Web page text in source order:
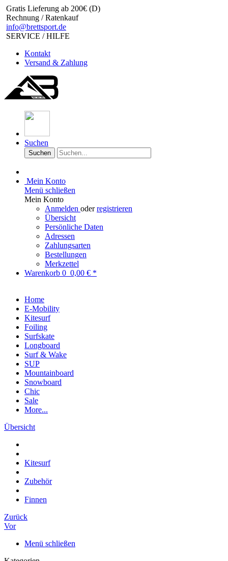
Gratis Lieferung ab 200€ (D)
Rechnung / Ratenkauf
info@brettsport.de
SERVICE / HILFE
Kontakt
Versand & Zahlung
Suchen
Suchen
Mein Konto
Menü schließen
Mein Konto
Anmelden oderregistrieren
Übersicht
Persönliche Daten
Adressen
Zahlungsarten
Bestellungen
Merkzettel
Warenkorb 0 0,00 € *
Home
E-Mobility
Kitesurf
Foiling
Surfskate
Longboard
Surf & Wake
SUP
Mountainboard
Snowboard
Chic
Sale
More...
Übersicht
Kitesurf
Zubehör
Finnen
Zurück
Vor
Menü schließen